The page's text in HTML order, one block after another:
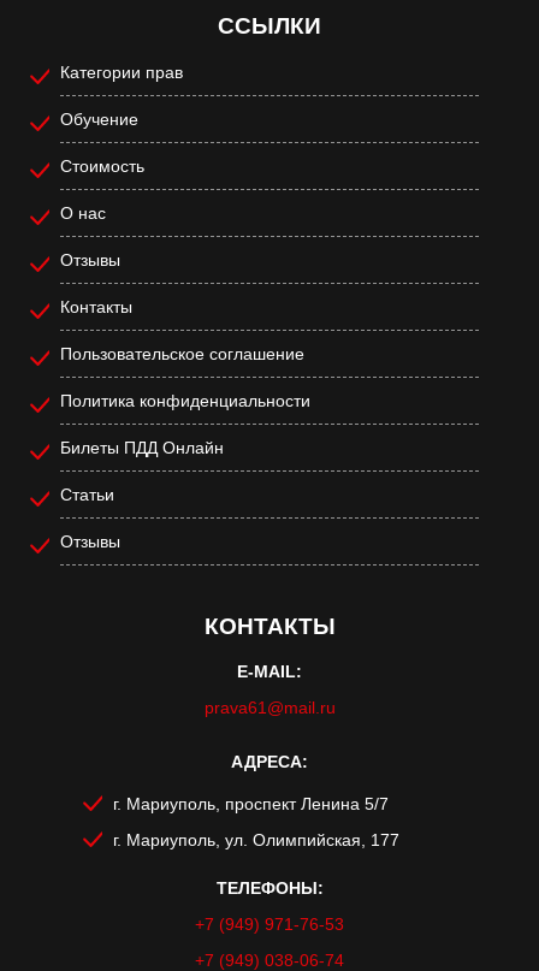
ССЫЛКИ
Категории прав
Обучение
Стоимость
О нас
Отзывы
Контакты
Пользовательское соглашение
Политика конфиденциальности
Билеты ПДД Онлайн
Статьи
Отзывы
КОНТАКТЫ
E-MAIL:
prava61@mail.ru
АДРЕСА:
г. Мариуполь, проспект Ленина 5/7
г. Мариуполь, ул. Олимпийская, 177
ТЕЛЕФОНЫ:
+7 (949) 971-76-53
+7 (949) 038-06-74